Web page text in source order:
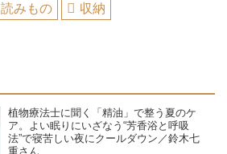
読みもの 収納
植物療法士に聞く「精油」で整う夏のケ
ア。よい眠りにいざなう“芳香浴と呼吸
法”で寝苦しい夜にクールダウン／鈴木七
重さん